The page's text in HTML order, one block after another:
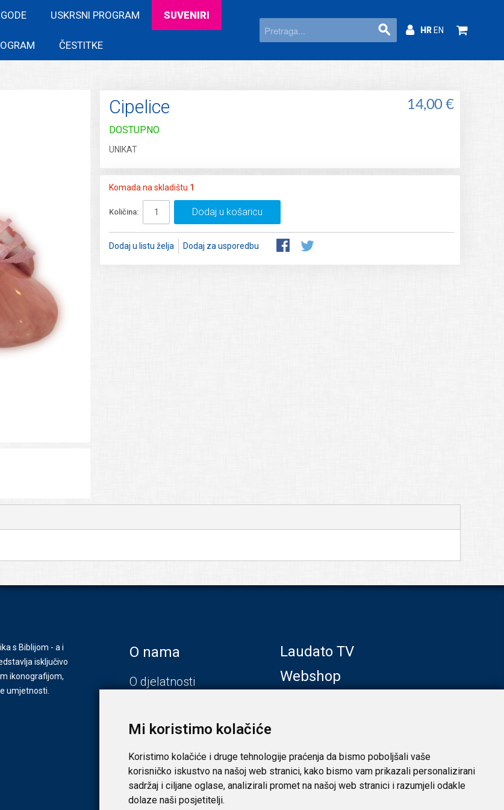
Mi koristimo kolačiće
Koristimo kolačiće i druge tehnologije praćenja da bismo poboljšali vaše
korisničko iskustvo na našoj web stranici, kako bismo vam prikazali personalizirani
sadržaj i ciljane oglase, analizirali promet na našoj web stranici i razumjeli odakle
dolaze naši posjetitelji.
USKRSNI PROGRAM SUVENIRI
ČESTITKE
HREN
Cipelice 14,00 €
DOSTUPNO
UNIKAT
Komada na skladištu 1
Količina: Dodaj u košaricu
Dodaj u listu želja Dodaj za usporedbu
s Biblijom - a i
isključivo
ikonografijom,
umjetnosti.
O nama
O djelatnosti
Zadar
Laudato TV
Webshop